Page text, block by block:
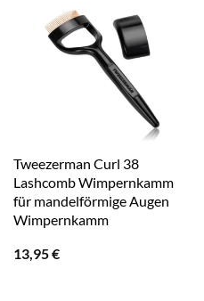
Tweezerman Curl 38
Lashcomb Wimpernkamm
für mandelförmige Augen
Wimpernkamm
13,95€